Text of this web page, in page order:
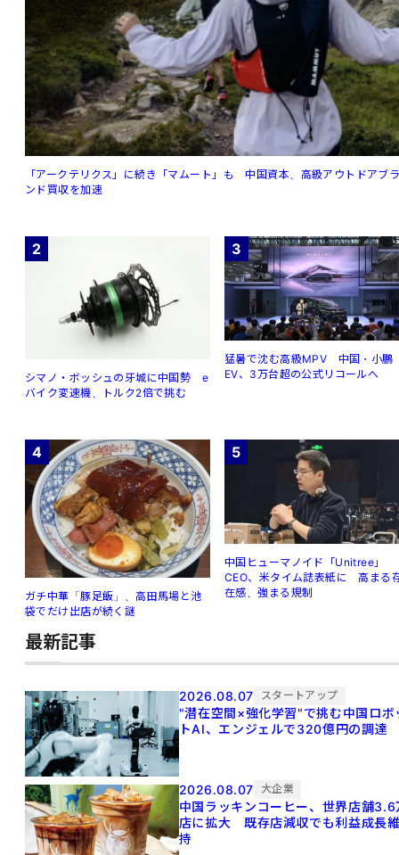
「アークテリクス」に続き「マムート」も 中国資本、高級アウトドアブ
ンド買収を加速
2
シマノ・ボッシュの牙城に中国勢 e
バイク変速機、トルク2倍で挑む
3
猛暑で沈む高級MPV 中国・小鵬
EV、3万台超の公式リコールへ
4
ガチ中華「豚足飯」、高田馬場と池
袋でだけ出店が続く謎
5
中国ヒューマノイド「Unitree」
CEO、米タイム誌表紙に 高まる
在感、強まる規制
最新記事
2026.08.07 スタートアップ
"潜在空間×強化学習"で挑む中国ロボ
トAI、エンジェルで320億円の調達
2026.08.07 大企業
中国ラッキンコーヒー、世界店舗3.6
店に拡大 既存店減収でも利益成長
持